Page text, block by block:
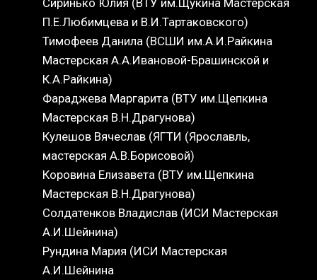
Сиринько Юлия (ВТУ им.Щукина Мастерская
П.Е.Любимцева и В.И.Тартаковского)
Тимофеев Данила (ВСШИ им.А.И.Райкина
Мастерская А.А.Ивановой-Брашинской и
К.А.Райкина)
Фараджева Маргарита (ВТУ им.Щепкина
Мастерская В.Н.Драгунова)
Кулешов Вячеслав (ЯГТИ (Ярославль,
мастерская А.В.Борисовой)
Коровина Елизавета (ВТУ им.Щепкина
Мастерская В.Н.Драгунова)
Солдатенков Владислав (ИСИ Мастерская
А.И.Шейнина)
Рундина Мария (ИСИ Мастерская
А.И.Шейнина